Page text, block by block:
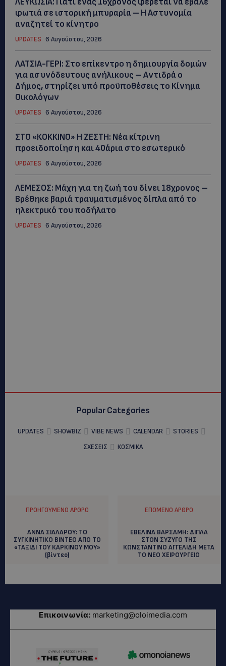
φωτιά σε ιστορική μπυραρία – Η Αστυνομία
αναζητεί το κίνητρο
UPDATES 6 Αυγούστου, 2026
ΛΑΤΣΙΑ-ΓΕΡΙ: Στο επίκεντρο η δημιουργία δομών
για ασυνόδευτους ανήλικους – Αντιδρά ο
Δήμος, στηρίζει υπό προϋποθέσεις το Κίνημα
Οικολόγων
UPDATES 6 Αυγούστου, 2026
ΣΤΟ «ΚΟΚΚΙΝΟ» Η ΖΕΣΤΗ: Νέα κίτρινη
προειδοποίηση και 40άρια στο εσωτερικό
UPDATES 6 Αυγούστου, 2026
ΛΕΜΕΣΟΣ: Μάχη για τη ζωή του δίνει 18χρονος –
Βρέθηκε βαριά τραυματισμένος δίπλα από το
ηλεκτρικό του ποδήλατο
UPDATES 6 Αυγούστου, 2026
Popular Categories
UPDATES SHOWBIZ VIBE NEWS CALENDAR
STORIES
ΣΧΕΣΕΙΣ
ΚΟΣΜΙΚΑ
ΠΡΟΗΓΟΎΜΕΝΟ ΆΡΘΡΟ
ΑΝΝΑ ΣΙΑΛΑΡΟΥ: TO
ΣΥΓΚΙΝΗΤΙΚΟ ΒΙΝΤΕΟ ΑΠΟ ΤΟ
«ΤΑΞΙΔΙ ΤΟΥ ΚΑΡΚΙΝΟΥ ΜΟΥ»
(βίντεο)
ΕΠΌΜΕΝΟ ΆΡΘΡΟ
EBEΛΙΝΑ ΒΑΡΣΑΜΗ: ΔΙΠΛΑ
ΣΤΟΝ ΣΥΖΥΓΟ ΤΗΣ
ΚΩΝΣΤΑΝΤΙΝΟ ΑΓΓΕΛΙΔΗ ΜΕΤΑ
ΤΟ ΝΕΟ ΧΕΙΡΟΥΡΓΕΙΟ
Επικοινωνία: marketing@oloimedia.com